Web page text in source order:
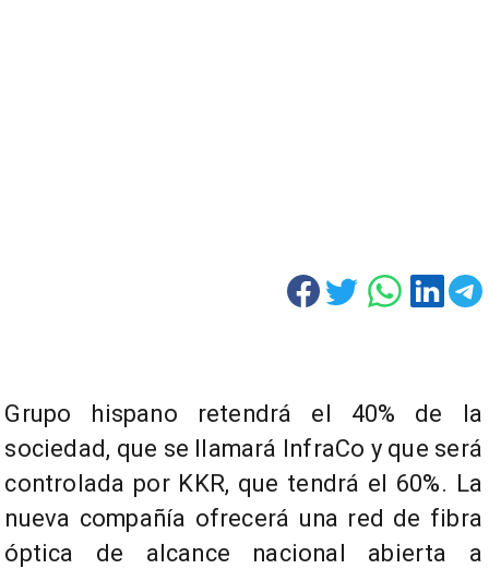
Grupo hispano retendrá el 40% de la
sociedad, que se llamará InfraCo y que será
controlada por KKR, que tendrá el 60%. La
nueva compañía ofrecerá una red de fibra
óptica de alcance nacional abierta a